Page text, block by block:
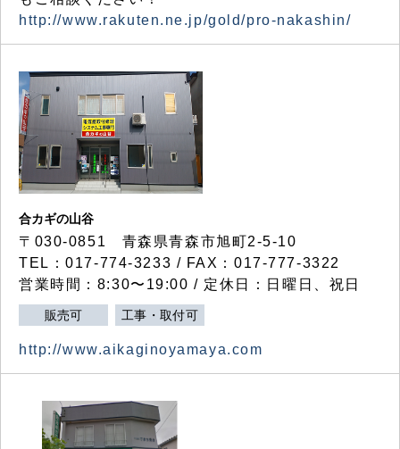
http://www.rakuten.ne.jp/gold/pro-nakashin/
合カギの山谷
〒030-0851 青森県青森市旭町2-5-10
TEL：017-774-3233 / FAX：017-777-3322
営業時間：8:30〜19:00 / 定休日：日曜日、祝日
販売可 工事・取付可
http://www.aikaginoyamaya.com